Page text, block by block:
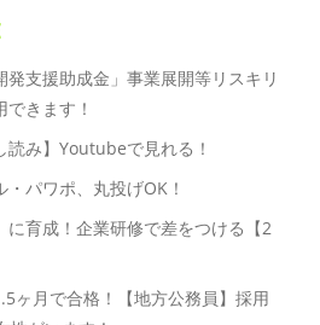
発支援助成金」事業展開等リスキリ
きます！
読み】Youtubeで見れる！
・パワポ、丸投げOK！
に育成！企業研修で差をつける【2
ヶ月で合格！【地方公務員】採用